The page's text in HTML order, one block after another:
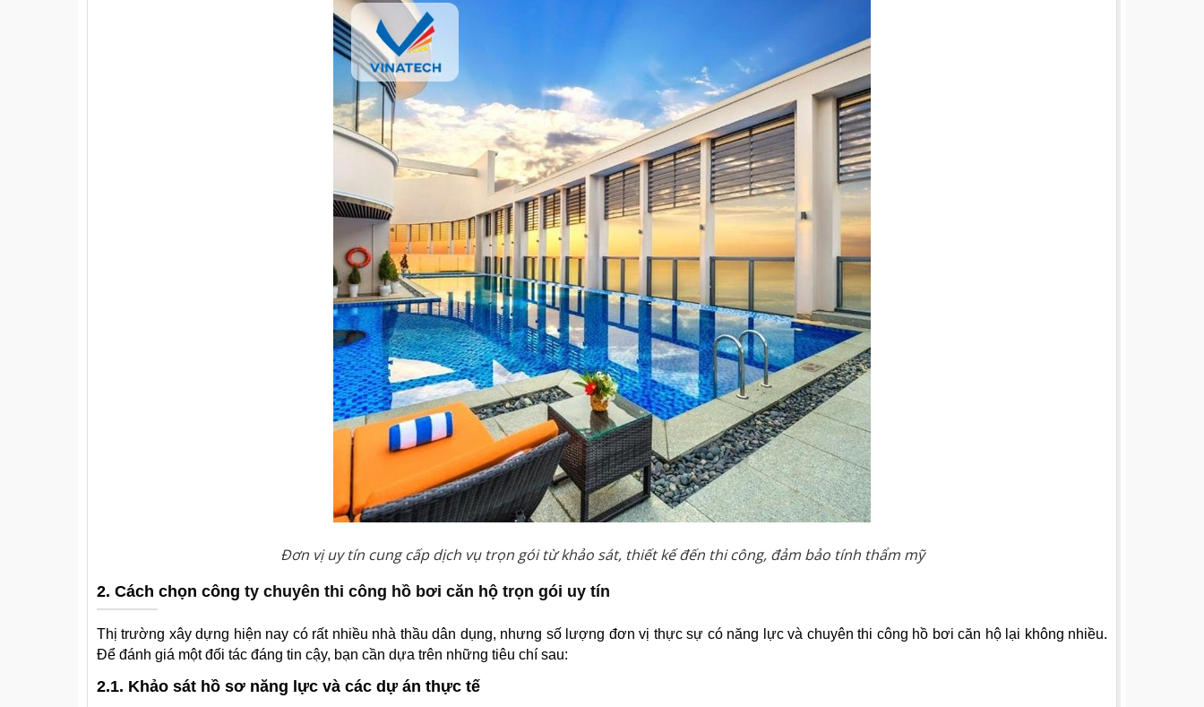
Đơn vị uy tín cung cấp dịch vụ trọn gói từ khảo sát, thiết kế đến thi công, đảm bảo tính thẩm mỹ
2. Cách chọn công ty chuyên thi công hồ bơi căn hộ trọn gói uy tín
Thị trường xây dựng hiện nay có rất nhiều nhà thầu dân dụng, nhưng số lượng đơn vị thực sự có năng lực và chuyên thi công hồ bơi căn hộ lại không nhiều.
Để đánh giá một đối tác đáng tin cậy, bạn cần dựa trên những tiêu chí sau:
2.1. Khảo sát hồ sơ năng lực và các dự án thực tế